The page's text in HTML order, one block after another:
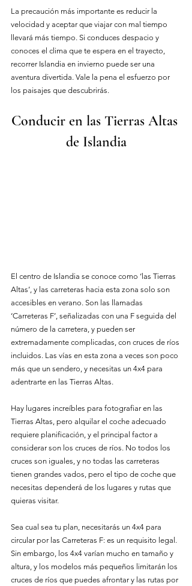
La precaución más importante es reducir la
velocidad y aceptar que viajar con mal tiempo
llevará más tiempo. Si conduces despacio y
conoces el clima que te espera en el trayecto,
recorrer Islandia en invierno puede ser una
aventura divertida. Vale la pena el esfuerzo por
los paisajes que descubrirás.
Conducir en las Tierras Altas
de Islandia
El centro de Islandia se conoce como ‘las Tierras
Altas’, y las carreteras hacia esta zona solo son
accesibles en verano. Son las llamadas
‘Carreteras F’, señalizadas con una F seguida del
número de la carretera, y pueden ser
extremadamente complicadas, con cruces de ríos
incluidos. Las vías en esta zona a veces son poco
más que un sendero, y necesitas un 4x4 para
adentrarte en las Tierras Altas.
Hay lugares increíbles para fotografiar en las
Tierras Altas, pero alquilar el coche adecuado
requiere planificación, y el principal factor a
considerar son los cruces de ríos. No todos los
cruces son iguales, y no todas las carreteras
tienen grandes vados, pero el tipo de coche que
necesitas dependerá de los lugares y rutas que
quieras visitar.
Sea cual sea tu plan, necesitarás un 4x4 para
circular por las Carreteras F: es un requisito legal.
Sin embargo, los 4x4 varían mucho en tamaño y
altura, y los modelos más pequeños limitarán los
cruces de ríos que puedes afrontar y las rutas por